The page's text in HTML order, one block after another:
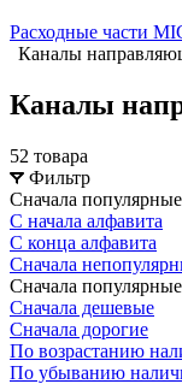
Расходные части
Каналы
Каналы
52 товара
Фильтр
Сначала популярные
С начала алфавита
С конца алфавита
Сначала
Сначала популярные
Сначала дешевые
Сначала дорогие
По возрастанию
По убыванию